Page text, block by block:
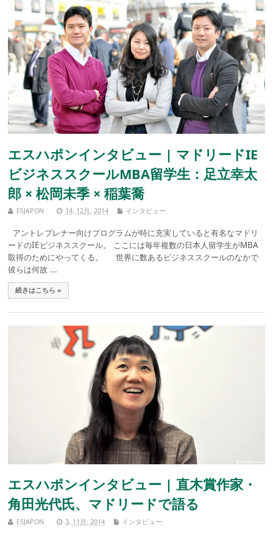
エスハポンインタビュー | マドリードIE
ビジネススクールMBA留学生：足立幸太
郎 × 松岡未季 × 稲葉喬
ESJAPON 14, 12月, 2014 インタビュー
アントレプレナー向けプログラムが特に充実していると有名なマドリ
ードのIEビジネススクール。 ここには毎年複数の日本人留学生がMBA
取得のためにやってくる。 世界に数あるビジネススクールのなかで
彼らは何故 ...
続きはこちら »
エスハポンインタビュー | 直木賞作家・
角田光代氏、マドリードで語る
ESJAPON 3, 11月, 2014 インタビュー